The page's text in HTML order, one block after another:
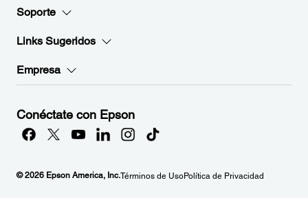
Soporte
Links Sugeridos
Empresa
Conéctate con Epson
© 2026 Epson America, Inc.Términos de UsoPolítica de Privacidad